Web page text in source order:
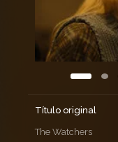
Título original
The Watchers